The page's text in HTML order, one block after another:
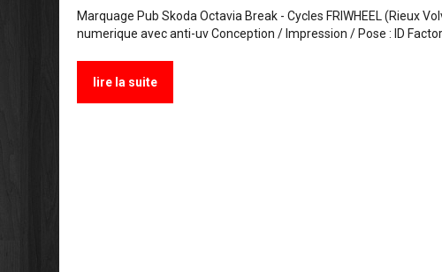
Marquage Pub Skoda Octavia Break - Cycles FRIWHEEL (Rieux
numerique avec anti-uv Conception / Impression / Pose : ID
lire la suite